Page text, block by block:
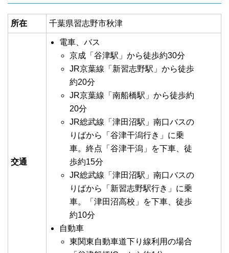
所在 千葉県習志野市秋津
交通
電車、バス
京成「谷津駅」から徒歩約30分
JR京葉線「新習志野駅」から徒歩
約20分
JR京葉線「南船橋駅」から徒歩約
20分
JR総武線「津田沼駅」南口バスの
りばから「谷津干潟行き」に乗
車。終点「谷津干潟」を下車、徒
歩約15分
JR総武線「津田沼駅」南口バスの
りばから「新習志野駅行き」に乗
車。「津田沼高校」を下車、徒歩
約10分
自動車
東関東自動車道下り線利用の場合